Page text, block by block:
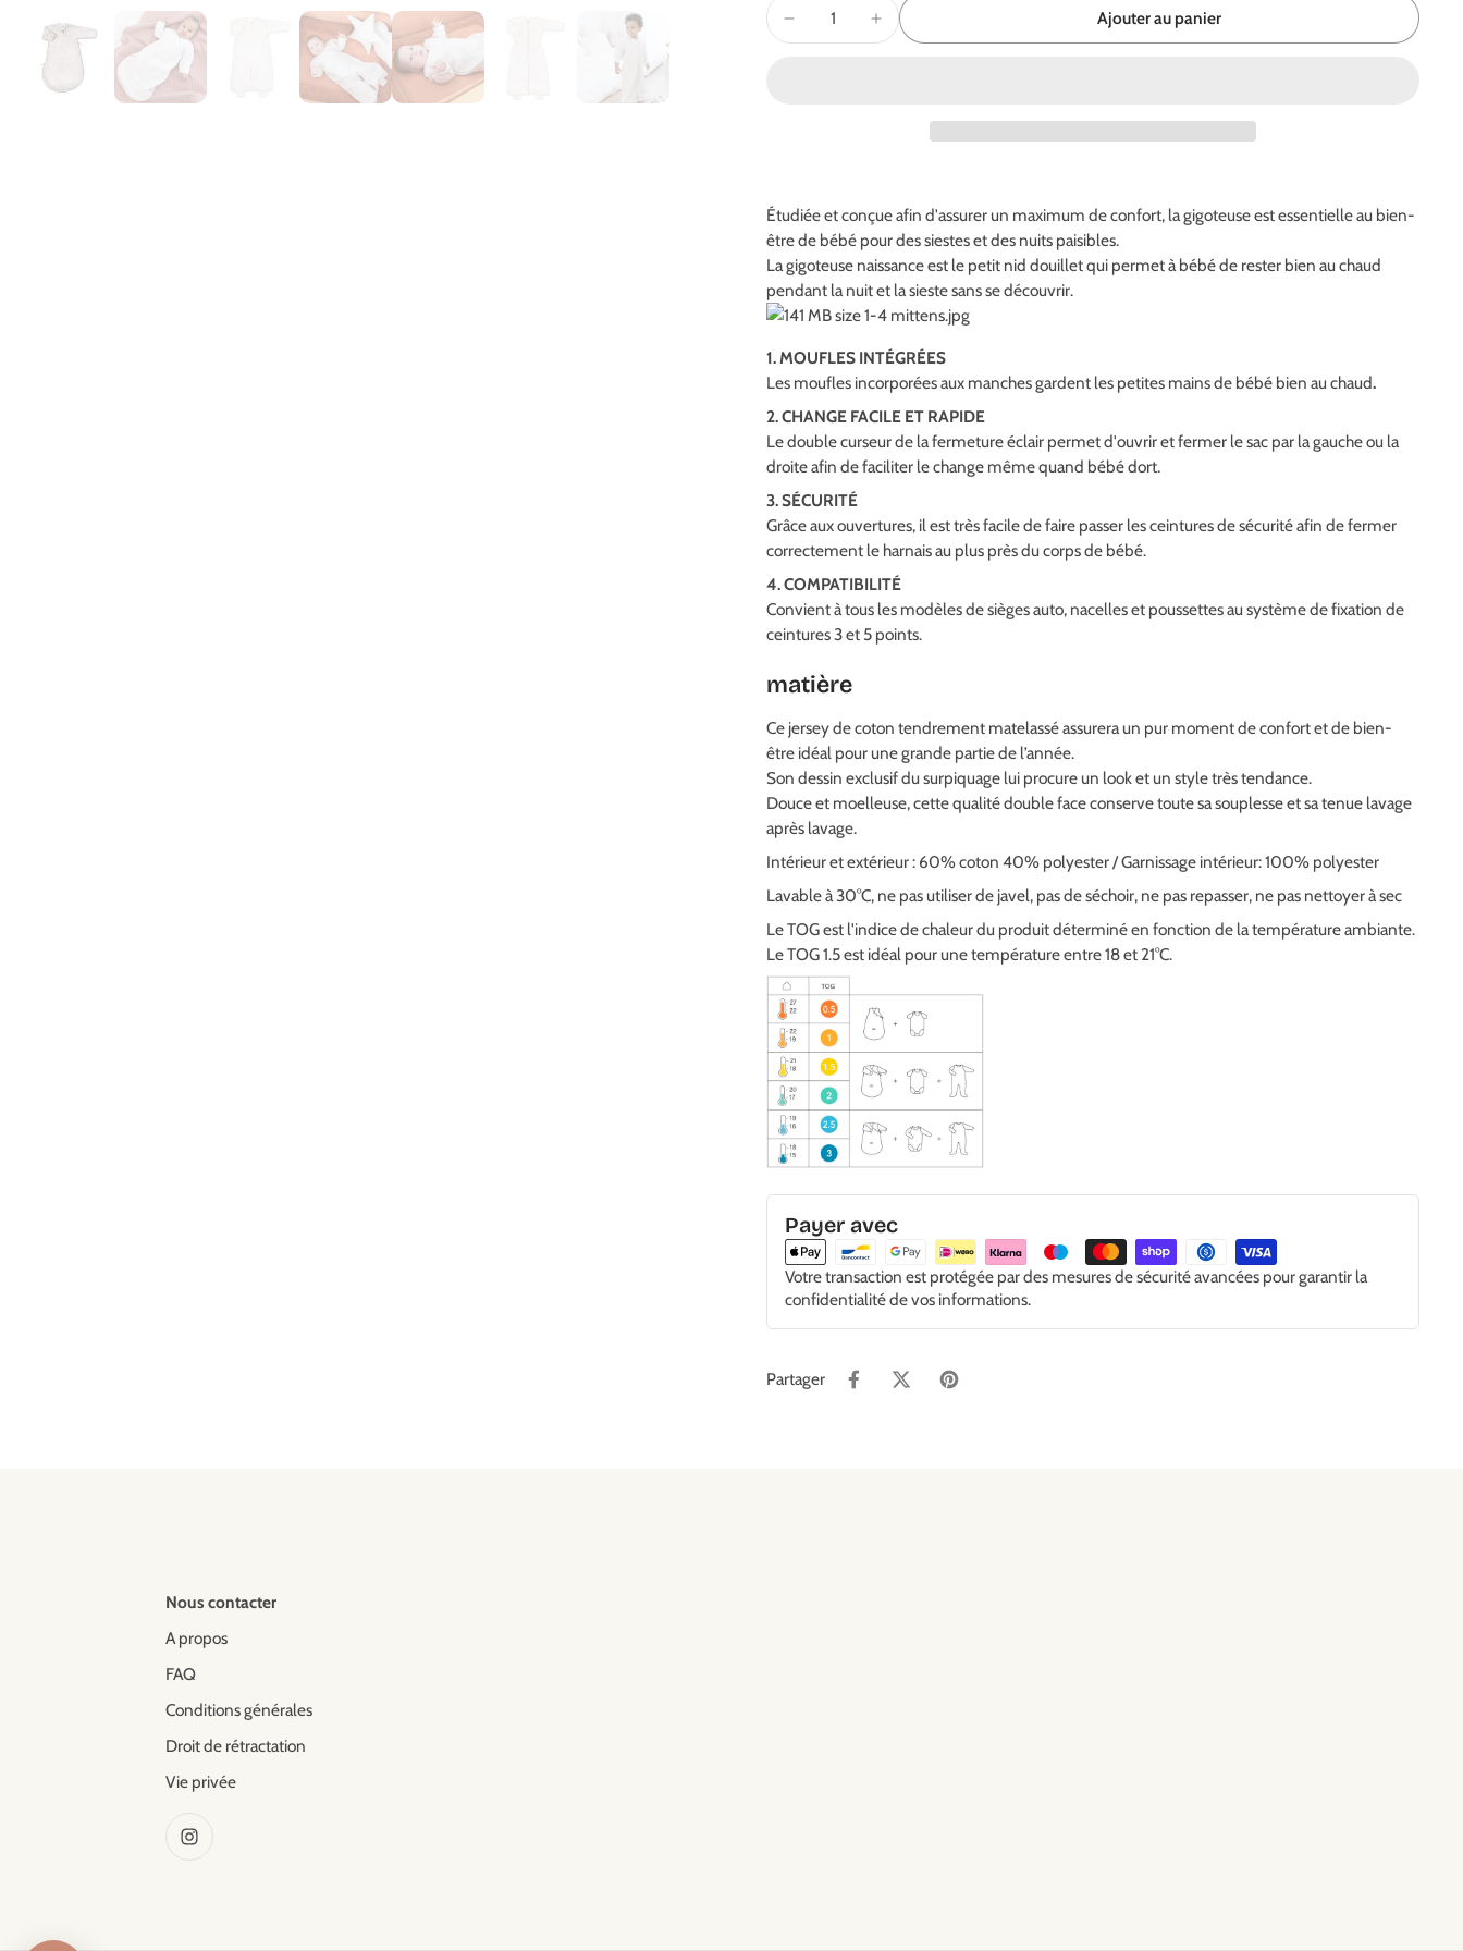
Ajouter au panier
Étudiée et conçue afin d'assurer un maximum de confort, la gigoteuse est essentielle au bien-
être de bébé pour des siestes et des nuits paisibles.
La gigoteuse naissance est le petit nid douillet qui permet à bébé de rester bien au chaud
pendant la nuit et la sieste sans se découvrir.
1. MOUFLES INTÉGRÉES
Les moufles incorporées aux manches gardent les petites mains de bébé bien au chaud.
2. CHANGE FACILE ET RAPIDE
Le double curseur de la fermeture éclair permet d'ouvrir et fermer le sac par la gauche ou la
droite afin de faciliter le change même quand bébé dort.
3. SÉCURITÉ
Grâce aux ouvertures, il est très facile de faire passer les ceintures de sécurité afin de fermer
correctement le harnais au plus près du corps de bébé.
4. COMPATIBILITÉ
Convient à tous les modèles de sièges auto, nacelles et poussettes au système de fixation de
ceintures 3 et 5 points.
matière
Ce jersey de coton tendrement matelassé assurera un pur moment de confort et de bien-
être idéal pour une grande partie de l’année.
Son dessin exclusif du surpiquage lui procure un look et un style très tendance.
Douce et moelleuse, cette qualité double face conserve toute sa souplesse et sa tenue lavage
après lavage.
Intérieur et extérieur : 60% coton 40% polyester / Garnissage intérieur: 100% polyester
Lavable à 30°C, ne pas utiliser de javel, pas de séchoir, ne pas repasser, ne pas nettoyer à sec
Le TOG est l'indice de chaleur du produit déterminé en fonction de la température ambiante.
Le TOG 1.5 est idéal pour une température entre 18 et 21°C.
Payer avec
Votre transaction est protégée par des mesures de sécurité avancées pour garantir la
confidentialité de vos informations.
Partager
Nous contacter
A propos
FAQ
Conditions générales
Droit de rétractation
Vie privée